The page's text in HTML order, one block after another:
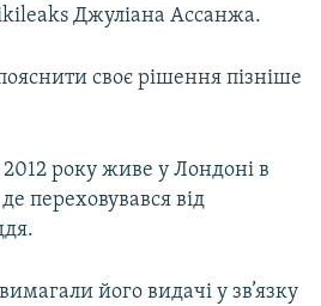
Джуліана Ассанжа.
своє рішення пізніше
року живе у Лондоні в
переховувався від
його видачі у зв’язку